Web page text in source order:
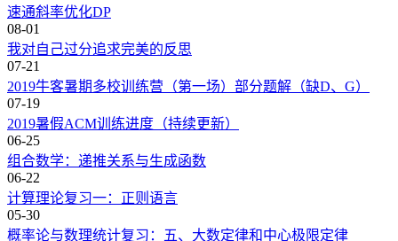
速通斜率优化DP
08-01
我对自己过分追求完美的反思
07-21
2019牛客暑期多校训练营（第一场）部分题解（缺D、G）
07-19
2019暑假ACM训练进度（持续更新）
06-25
组合数学：递推关系与生成函数
06-22
计算理论复习一：正则语言
05-30
概率论与数理统计复习：五、大数定律和中心极限定律